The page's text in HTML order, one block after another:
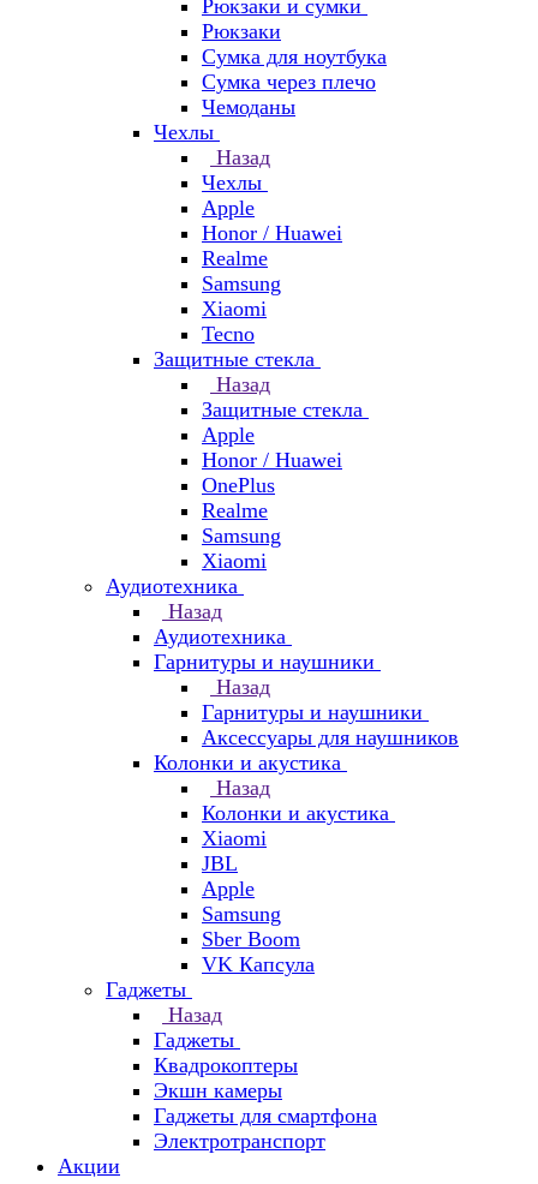
Рюкзаки и сумки
Рюкзаки
Сумка для ноутбука
Сумка через плечо
Чемоданы
Чехлы
Назад
Чехлы
Apple
Honor / Huawei
Realme
Samsung
Xiaomi
Tecno
Защитные стекла
Назад
Защитные стекла
Apple
Honor / Huawei
OnePlus
Realme
Samsung
Xiaomi
Аудиотехника
Назад
Аудиотехника
Гарнитуры и наушники
Назад
Гарнитуры и наушники
Аксессуары для наушников
Колонки и акустика
Назад
Колонки и акустика
Xiaomi
JBL
Apple
Samsung
Sber Boom
VK Капсула
Гаджеты
Назад
Гаджеты
Квадрокоптеры
Экшн камеры
Гаджеты для смартфона
Электротранспорт
Акции